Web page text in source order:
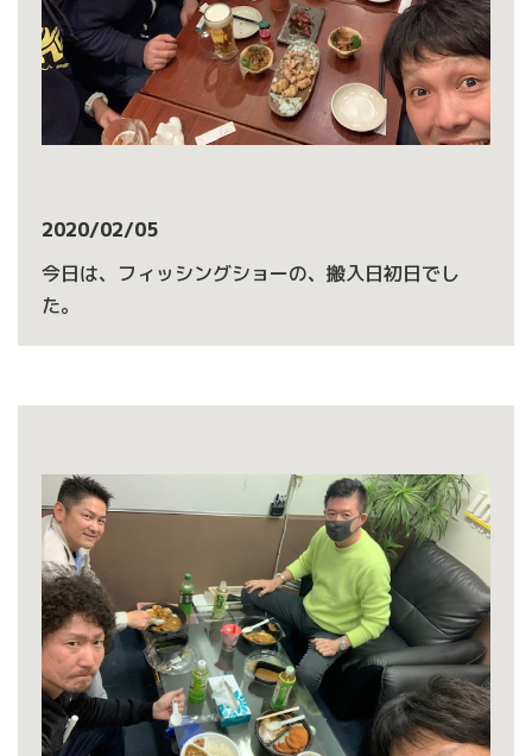
2020/02/05
今日は、フィッシングショーの、搬入日初日でし
た。